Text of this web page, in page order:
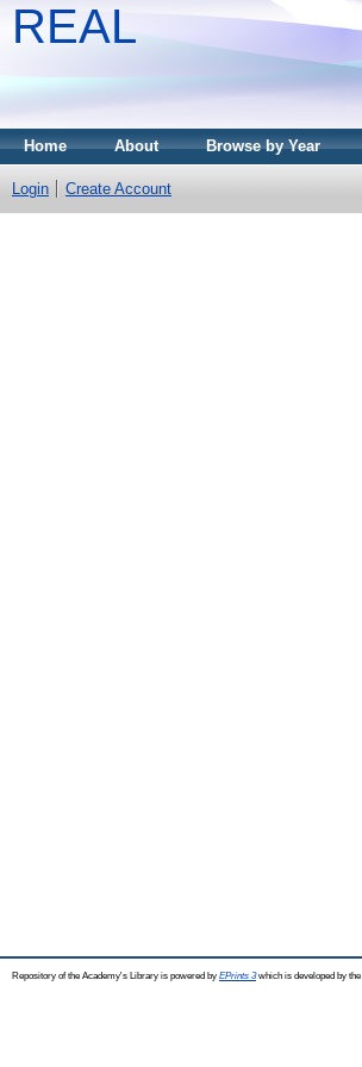
REAL
Home About Browse by Year
Login Create Account
Repository of the Academy's Library is powered by EPrints 3which is developed by the